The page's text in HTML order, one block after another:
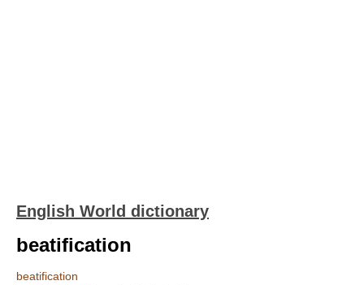
English World dictionary
beatification
beatification